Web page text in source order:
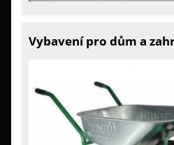
Vybavení pro dům a